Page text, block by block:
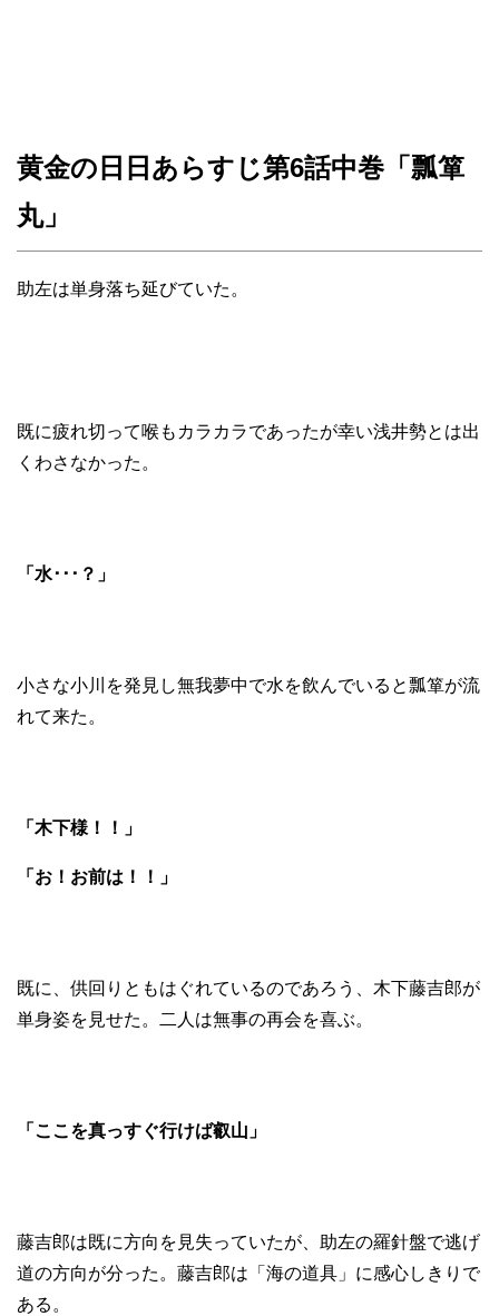
黄金の日日あらすじ第6話中巻「瓢箪
丸」
助左は単身落ち延びていた。
既に疲れ切って喉もカラカラであったが幸い浅井勢とは出
くわさなかった。
「水･･･？」
小さな小川を発見し無我夢中で水を飲んでいると瓢箪が流
れて来た。
「木下様！！」
「お！お前は！！」
既に、供回りともはぐれているのであろう、木下藤吉郎が
単身姿を見せた。二人は無事の再会を喜ぶ。
「ここを真っすぐ行けば叡山」
藤吉郎は既に方向を見失っていたが、助左の羅針盤で逃げ
道の方向が分った。藤吉郎は「海の道具」に感心しきりで
ある。